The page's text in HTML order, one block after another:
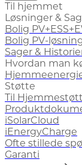
Til hjemmet
Løsninger &
Bolig
Bolig PV-
Sager &
Hvordan man
Støtte
Til
iSolarCloud
iEnergyCharge
Ofte stillede
Garanti